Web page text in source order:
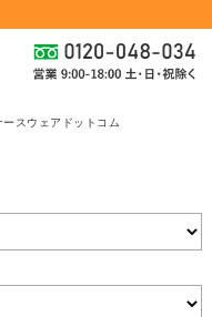
スウェアドットコム